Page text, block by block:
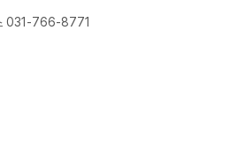
031-766-8771